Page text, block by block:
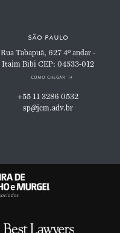
são paulo
Rua Tabapuã, 6274º andar -
Itaim BibiCEP: 04533-012
como chegar
+55 11 3286 0532
sp@jcm.adv.br